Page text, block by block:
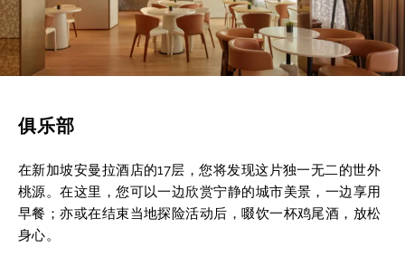
俱乐部
在新加坡安曼拉酒店的17层，您将发现这片独一无二的世外
桃源。在这里，您可以一边欣赏宁静的城市美景，一边享用
早餐；亦或在结束当地探险活动后，啜饮一杯鸡尾酒，放松
身心。